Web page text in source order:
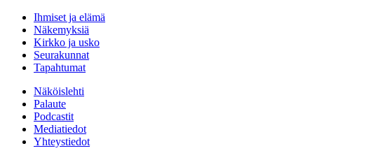
Ihmiset ja elämä
Näkemyksiä
Kirkko ja usko
Seurakunnat
Tapahtumat
Näköislehti
Palaute
Podcastit
Mediatiedot
Yhteystiedot